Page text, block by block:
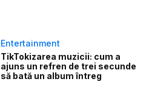
Entertainment
TikTokizarea muzicii: cum a
ajuns un refren de trei secunde
să bată un album întreg